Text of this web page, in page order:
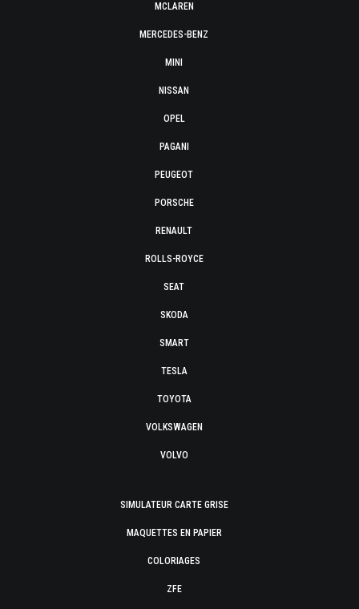
MCLAREN
MERCEDES-BENZ
MINI
NISSAN
OPEL
PAGANI
PEUGEOT
PORSCHE
RENAULT
ROLLS-ROYCE
SEAT
SKODA
SMART
TESLA
TOYOTA
VOLKSWAGEN
VOLVO
SIMULATEUR CARTE GRISE
MAQUETTES EN PAPIER
COLORIAGES
ZFE